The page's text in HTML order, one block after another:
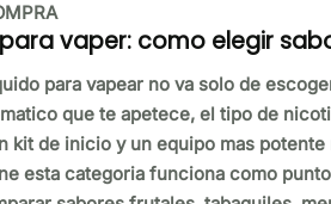
vaper: como elegir
para vapear no va solo de
que te apetece, el tipo de
kit de inicio y un equipo mas
esta categoria funciona como